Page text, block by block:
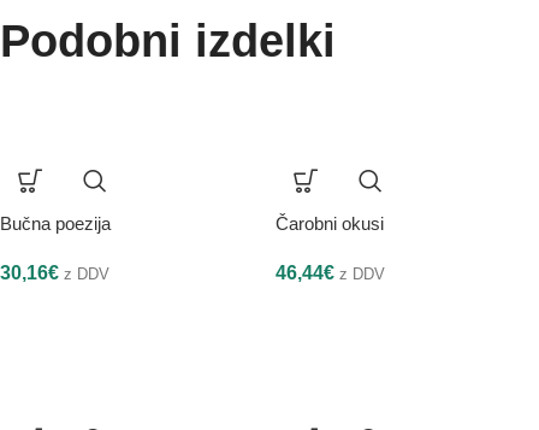
Podobni izdelki
Bučna poezija
30,16€ z DDV
Čarobni okusi
46,44€ z DDV